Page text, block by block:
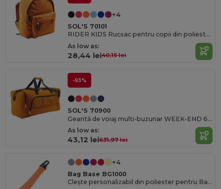
+4
SOL'S 70101
RIDER KIDS Rucsac pentru copii din poliester 600 D
As low as:
28,44 lei40,15 lei
-93%
SOL'S 70900
Geantă de voiaj multi-buzunar WEEK-END 600 D Polyester
As low as:
43,12 lei631,97 lei
+4
Bag Base BG1000
Clește personalizabil din poliester pentru Bag Base cu buzunar